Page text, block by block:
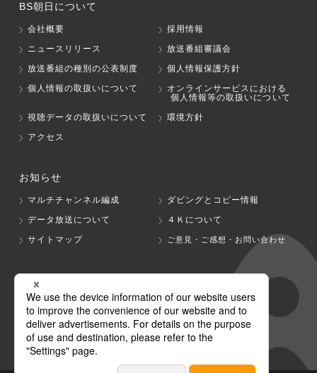
BS朝日について
会社概要
採用情報
ニュースリリース
放送番組審議会
放送番組の種別の公表制度
個人情報保護方針
個人情報の取扱いについて
オンラインサービスにおける
個人情報等の取扱いについて
視聴データの取扱いについて
環境方針
アクセス
お知らせ
マルチチャンネル編成
ダビングとコピー情報
データ放送について
４Ｋについて
サイトマップ
ご意見・ご感想・お問い合わせ
グループ会社
テレビ朝日 テレ朝チャンネル